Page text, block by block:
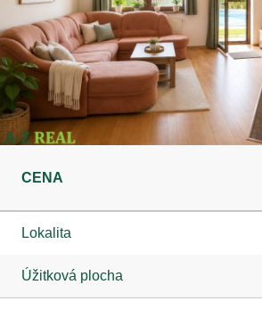
CENA
Lokalita
Úžitková plocha